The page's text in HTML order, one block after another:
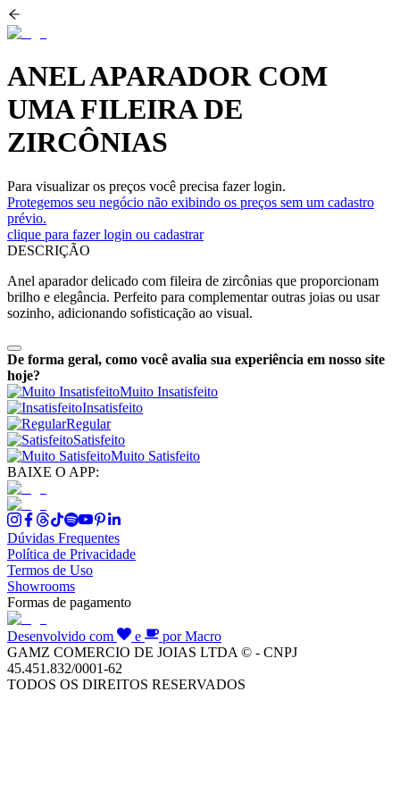
ANEL APARADOR COM
UMA FILEIRA DE
ZIRCÔNIAS
Para visualizar os preços você precisa fazer login.
Protegemos seu negócio não exibindo os preços sem um cadastro
prévio.
clique para fazer login ou cadastrar
DESCRIÇÃO
Anel aparador delicado com fileira de zircônias que proporcionam
brilho e elegância. Perfeito para complementar outras joias ou usar
sozinho, adicionando sofisticação ao visual.
De forma geral, como você avalia sua experiência em nosso site
hoje?
Muito Insatisfeito
Insatisfeito
Regular
Satisfeito
Muito Satisfeito
BAIXE O APP:
Dúvidas Frequentes
Política de Privacidade
Termos de Uso
Showrooms
Formas de pagamento
Desenvolvido com e
por Macro
GAMZ COMERCIO DE JOIAS LTDA © - CNPJ
45.451.832/0001-62
TODOS OS DIREITOS RESERVADOS